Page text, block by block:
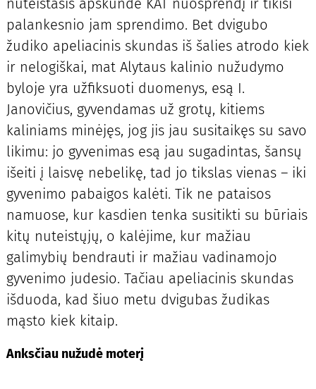
nuteistasis apskundė KAT nuosprendį ir tikisi
palankesnio jam sprendimo. Bet dvigubo
žudiko apeliacinis skundas iš šalies atrodo kiek
ir nelogiškai, mat Alytaus kalinio nužudymo
byloje yra užfiksuoti duomenys, esą I.
Janovičius, gyvendamas už grotų, kitiems
kaliniams minėjęs, jog jis jau susitaikęs su savo
likimu: jo gyvenimas esą jau sugadintas, šansų
išeiti į laisvę nebelikę, tad jo tikslas vienas – iki
gyvenimo pabaigos kalėti. Tik ne pataisos
namuose, kur kasdien tenka susitikti su būriais
kitų nuteistųjų, o kalėjime, kur mažiau
galimybių bendrauti ir mažiau vadinamojo
gyvenimo judesio. Tačiau apeliacinis skundas
išduoda, kad šiuo metu dvigubas žudikas
mąsto kiek kitaip.
Anksčiau nužudė moterį